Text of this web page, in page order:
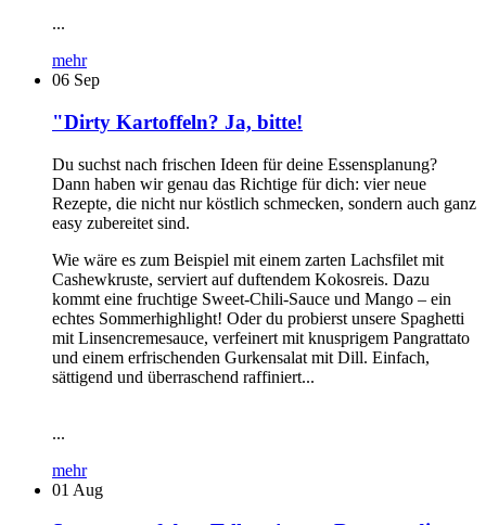
...
mehr
06 Sep
"Dirty Kartoffeln? Ja, bitte!
Du suchst nach frischen Ideen für deine Essensplanung?
Dann haben wir genau das Richtige für dich: vier neue
Rezepte, die nicht nur köstlich schmecken, sondern auch ganz
easy zubereitet sind.
Wie wäre es zum Beispiel mit einem zarten Lachsfilet mit
Cashewkruste, serviert auf duftendem Kokosreis. Dazu
kommt eine fruchtige Sweet-Chili-Sauce und Mango – ein
echtes Sommerhighlight! Oder du probierst unsere Spaghetti
mit Linsencremesauce, verfeinert mit knusprigem Pangrattato
und einem erfrischenden Gurkensalat mit Dill. Einfach,
sättigend und überraschend raffiniert...
...
mehr
01 Aug